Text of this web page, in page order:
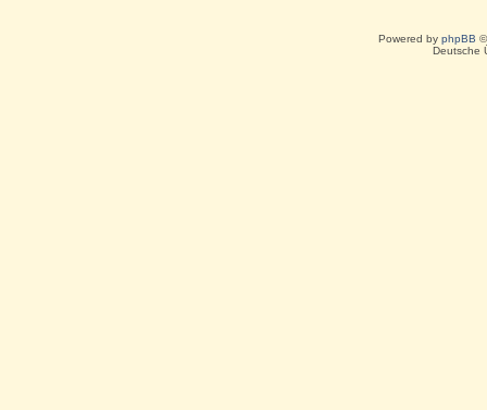
Powered by phpBB
Deutsche